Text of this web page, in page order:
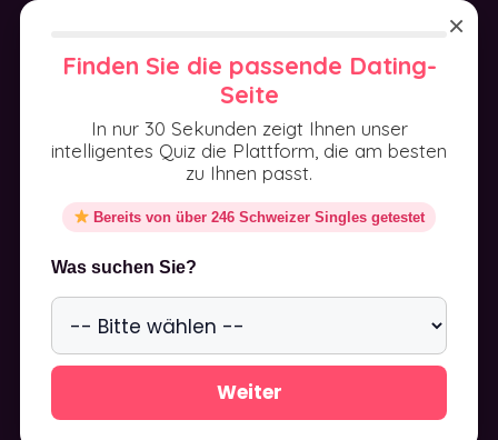
×
Finden Sie die passende Dating-
Seite
In nur 30 Sekunden zeigt Ihnen unser
intelligentes Quiz die Plattform, die am besten
zu Ihnen passt.
Bereits von über 246 Schweizer Singles getestet
Was suchen Sie?
Weiter
Aller
contenu
Be2 Schweiz Test
2025 –
Erfahrungen,